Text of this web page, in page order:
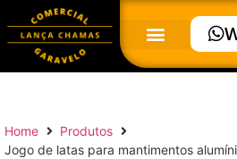
Home
Produtos
Jogo de latas para mantimentos